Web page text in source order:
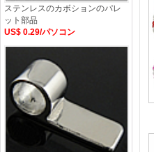
ステンレスのカボションのパレ
ット部品
US$ 0.29/パソコン